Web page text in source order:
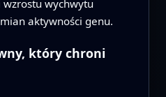
wzrostu wychwytu
aktywności genu.
który chroni